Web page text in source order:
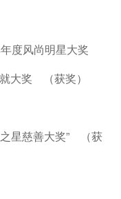
度风尚明星大奖
大奖 （获奖）
星慈善大奖” （获